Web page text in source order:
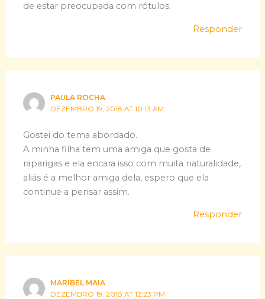
de estar preocupada com rótulos.
Responder
PAULA ROCHA
DEZEMBRO 19, 2018 AT 10:13 AM
Gostei do tema abordado.
A minha filha tem uma amiga que gosta de
raparigas e ela encara isso com muita naturalidade,
aliás é a melhor amiga dela, espero que ela
continue a pensar assim.
Responder
MARIBEL MAIA
DEZEMBRO 19, 2018 AT 12:23 PM